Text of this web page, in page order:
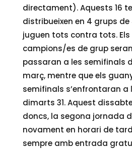
directament). Aquests 16
distribueixen en 4 grups
juguen tots contra tots.
campions/es de grup
passaran a les semifinals
març, mentre que els
semifinals s’enfrontaran a
dimarts 31. Aquest
doncs, la segona jornada
novament en horari de
sempre amb entrada